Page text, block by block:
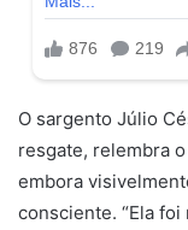
O sargento Júlio
resgate, relembra
embora
consciente. “Ela